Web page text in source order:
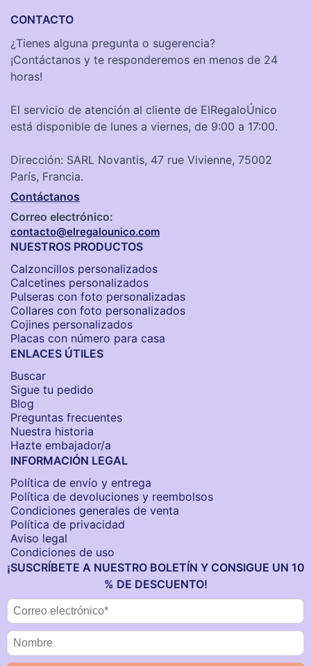
CONTACTO
¿Tienes alguna pregunta o sugerencia?
¡Contáctanos y te responderemos en menos de 24
horas!
El servicio de atención al cliente de ElRegaloÚnico
está disponible de lunes a viernes, de 9:00 a 17:00.
Dirección: SARL Novantis, 47 rue Vivienne, 75002
París, Francia.
Contáctanos
Correo electrónico:
contacto@elregalounico.com
NUESTROS PRODUCTOS
Calzoncillos personalizados​
Calcetines personalizados
Pulseras con foto personalizadas
Collares con foto personalizados
Cojines personalizados
Placas con número para casa
ENLACES ÚTILES
Buscar
Sigue tu pedido
Blog
Preguntas frecuentes
Nuestra historia
Hazte embajador/a
INFORMACIÓN LEGAL
Política de envío y entrega
Política de devoluciones y reembolsos
Condiciones generales de venta
Política de privacidad
Aviso legal
Condiciones de uso
¡SUSCRÍBETE A NUESTRO BOLETÍN Y CONSIGUE UN 10
% DE DESCUENTO!